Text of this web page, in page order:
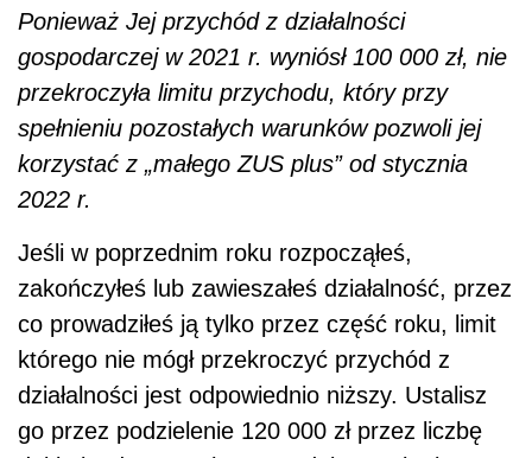
Ponieważ Jej przychód z działalności
gospodarczej w 2021 r. wyniósł 100 000 zł, nie
przekroczyła limitu przychodu, który przy
spełnieniu pozostałych warunków pozwoli jej
korzystać z „małego ZUS plus” od stycznia
2022 r.
Jeśli w poprzednim roku rozpocząłeś,
zakończyłeś lub zawieszałeś działalność, przez
co prowadziłeś ją tylko przez część roku, limit
którego nie mógł przekroczyć przychód z
działalności jest odpowiednio niższy. Ustalisz
go przez podzielenie 120 000 zł przez liczbę